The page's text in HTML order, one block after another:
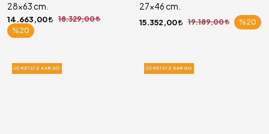
28x63 cm.
14.663,00
18.329,00
%20
27x46 cm.
15.352,00 19.189,00 %20
ÜCRETSIZ KARGO ÜCRETSIZ KARGO